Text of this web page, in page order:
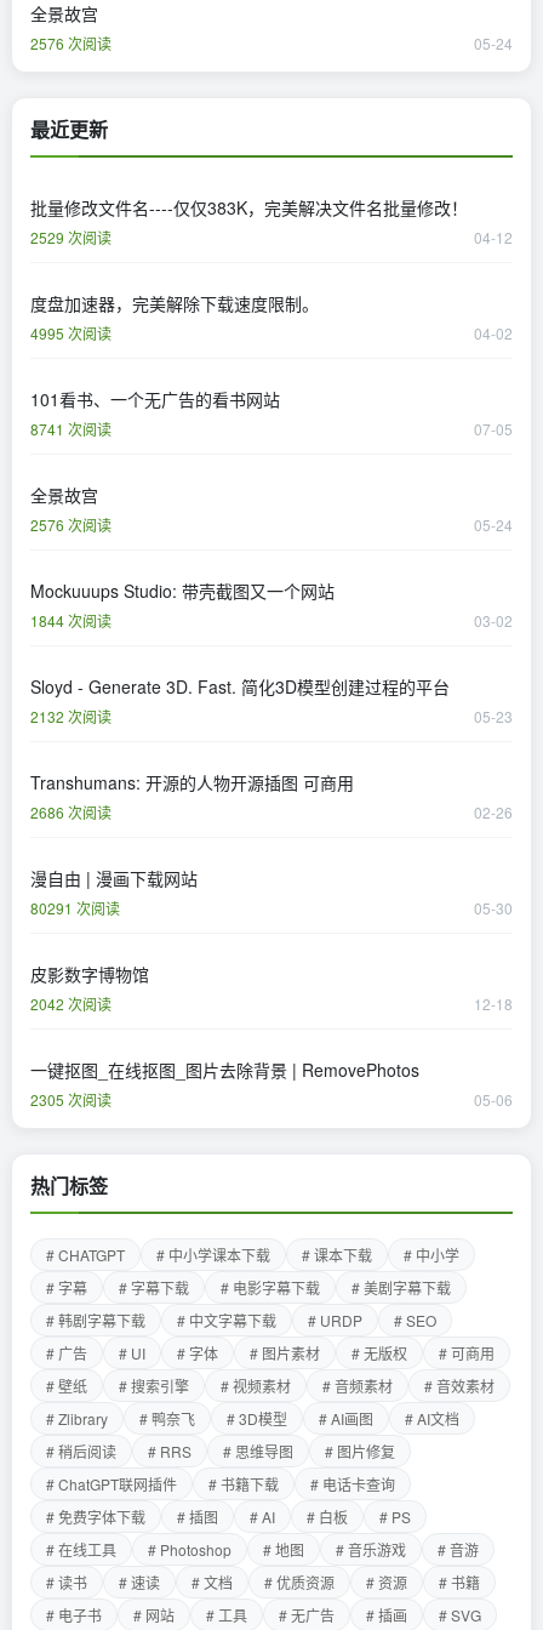
全景故宫
2576 次阅读 05-24
最近更新
批量修改文件名----仅仅383K，完美解决文件名批量修改！
2529 次阅读 04-12
度盘加速器，完美解除下载速度限制。
4995 次阅读 04-02
101看书、一个无广告的看书网站
8741 次阅读 07-05
全景故宫
2576 次阅读 05-24
Mockuuups Studio: 带壳截图又一个网站
1844 次阅读 03-02
Sloyd - Generate 3D. Fast. 简化3D模型创建过程的平台
2132 次阅读 05-23
Transhumans: 开源的人物开源插图 可商用
2686 次阅读 02-26
漫自由 | 漫画下载网站
80291 次阅读 05-30
皮影数字博物馆
2042 次阅读 12-18
一键抠图_在线抠图_图片去除背景 | RemovePhotos
2305 次阅读 05-06
热门标签
# CHATGPT # 中小学课本下载 # 课本下载
# 中小学
# 字幕
# 字幕下载 # 电影字幕下载
# 美剧字幕下载
# 韩剧字幕下载
# 中文字幕下载 # URDP
# SEO
# 广告
# UI # 字体 # 图片素材 # 无版权
# 可商用
# 壁纸
# 搜索引擎 # 视频素材 # 音频素材
# 音效素材
# Zlibrary
# 鸭奈飞 # 3D模型 # AI画图
# AI文档
# 稍后阅读
# RRS # 思维导图
# 图片修复
# ChatGPT联网插件
# 书籍下载
# 电话卡查询
# 免费字体下载
# 插图 # AI # 白板
# PS
# 在线工具
# Photoshop # 地图 # 音乐游戏
# 音游
# 读书
# 速读 # 文档 # 优质资源 # 资源
# 书籍
# 电子书
# 网站 # 工具 # 无广告 # 插画 # SVG